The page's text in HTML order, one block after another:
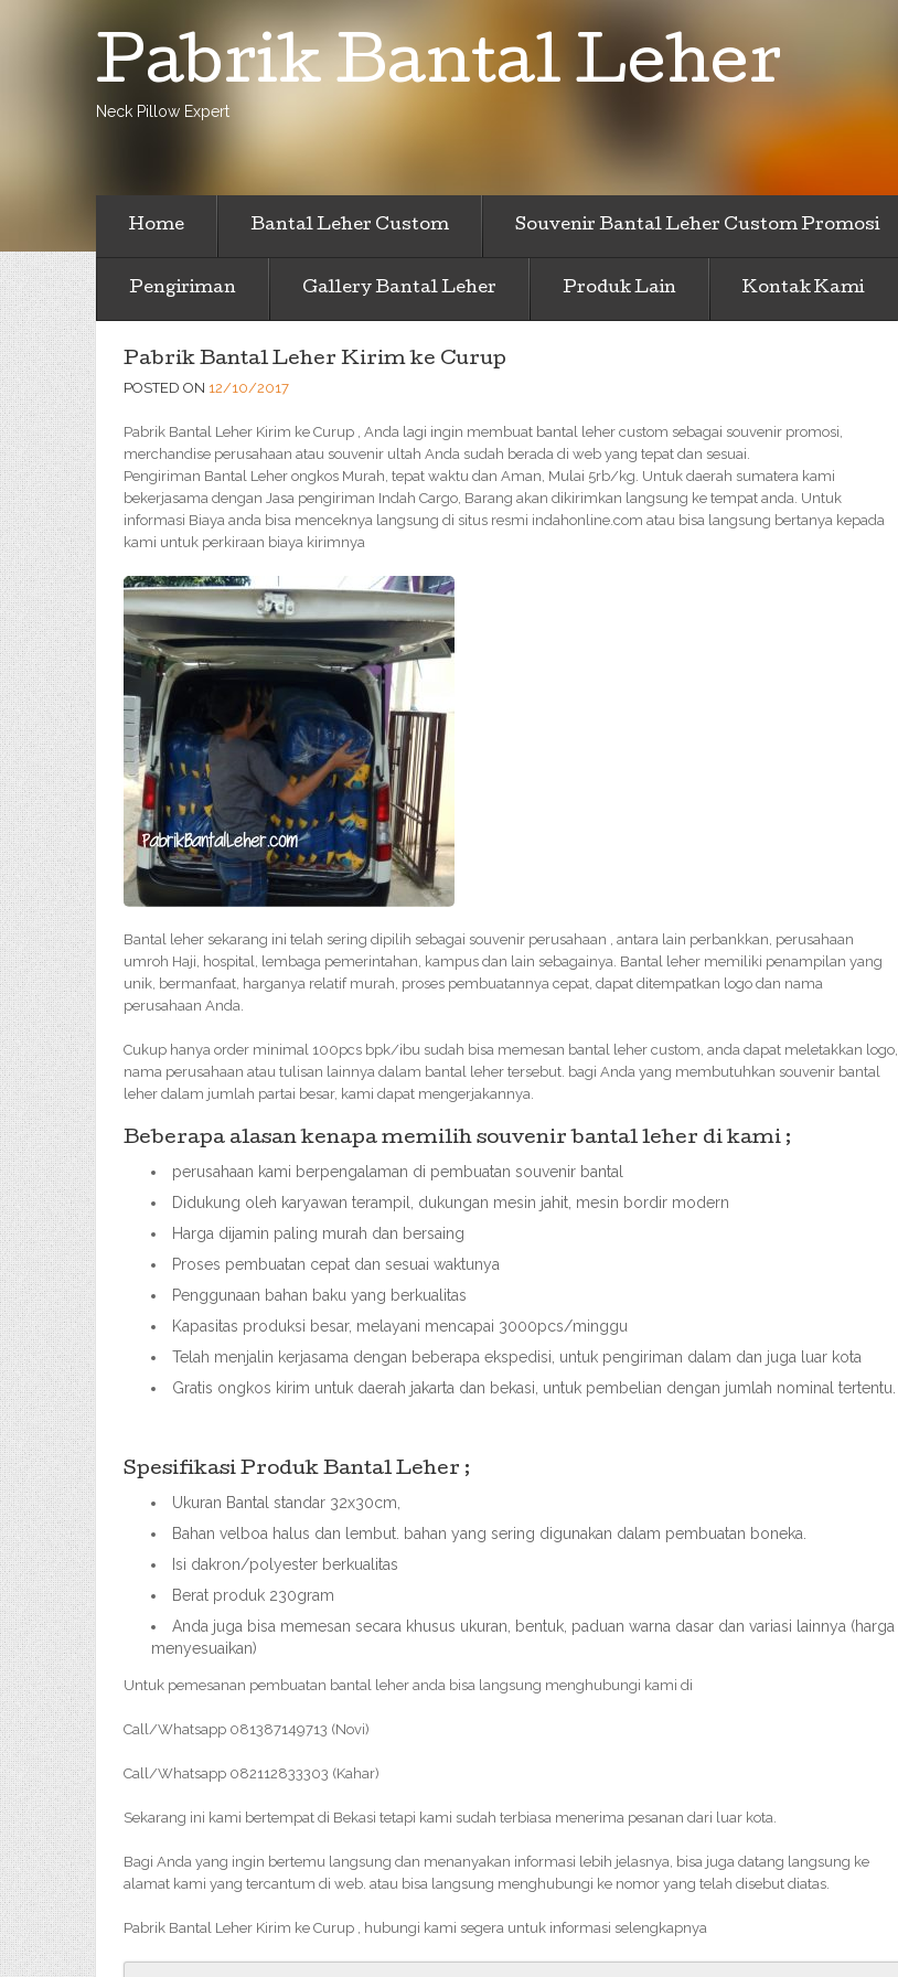
Pabrik Bantal Leher
Neck Pillow Expert
Home Bantal Leher Custom Souvenir Bantal Leher Custom Promosi
Pengiriman Gallery Bantal Leher Produk Lain Kontak Kami
Pabrik Bantal Leher Kirim ke Curup
POSTED ON 12/10/2017
Pabrik Bantal Leher Kirim ke Curup , Anda lagi ingin membuat bantal leher custom sebagai souvenir promosi,
merchandise perusahaan atau souvenir ultah Anda sudah berada di web yang tepat dan sesuai.
Pengiriman Bantal Leher ongkos Murah, tepat waktu dan Aman, Mulai 5rb/kg. Untuk daerah sumatera kami
bekerjasama dengan Jasa pengiriman Indah Cargo, Barang akan dikirimkan langsung ke tempat anda. Untuk
informasi Biaya anda bisa menceknya langsung di situs resmi indahonline.com atau bisa langsung bertanya kepada
kami untuk perkiraan biaya kirimnya
Bantal leher sekarang ini telah sering dipilih sebagai souvenir perusahaan , antara lain perbankkan, perusahaan
umroh Haji, hospital, lembaga pemerintahan, kampus dan lain sebagainya. Bantal leher memiliki penampilan yang
unik, bermanfaat, harganya relatif murah, proses pembuatannya cepat, dapat ditempatkan logo dan nama
perusahaan Anda.
Cukup hanya order minimal 100pcs bpk/ibu sudah bisa memesan bantal leher custom, anda dapat meletakkan logo,
nama perusahaan atau tulisan lainnya dalam bantal leher tersebut. bagi Anda yang membutuhkan souvenir bantal
leher dalam jumlah partai besar, kami dapat mengerjakannya.
Beberapa alasan kenapa memilih souvenir bantal leher di kami ;
perusahaan kami berpengalaman di pembuatan souvenir bantal
Didukung oleh karyawan terampil, dukungan mesin jahit, mesin bordir modern
Harga dijamin paling murah dan bersaing
Proses pembuatan cepat dan sesuai waktunya
Penggunaan bahan baku yang berkualitas
Kapasitas produksi besar, melayani mencapai 3000pcs/minggu
Telah menjalin kerjasama dengan beberapa ekspedisi, untuk pengiriman dalam dan juga luar kota
Gratis ongkos kirim untuk daerah jakarta dan bekasi, untuk pembelian dengan jumlah nominal tertentu.
Spesifikasi Produk Bantal Leher ;
Ukuran Bantal standar 32x30cm,
Bahan velboa halus dan lembut. bahan yang sering digunakan dalam pembuatan boneka.
Isi dakron/polyester berkualitas
Berat produk 230gram
Anda juga bisa memesan secara khusus ukuran, bentuk, paduan warna dasar dan variasi lainnya (harga
menyesuaikan)
Untuk pemesanan pembuatan bantal leher anda bisa langsung menghubungi kami di
Call/Whatsapp 081387149713 (Novi)
Call/Whatsapp 082112833303 (Kahar)
Sekarang ini kami bertempat di Bekasi tetapi kami sudah terbiasa menerima pesanan dari luar kota.
Bagi Anda yang ingin bertemu langsung dan menanyakan informasi lebih jelasnya, bisa juga datang langsung ke
alamat kami yang tercantum di web. atau bisa langsung menghubungi ke nomor yang telah disebut diatas.
Pabrik Bantal Leher Kirim ke Curup , hubungi kami segera untuk informasi selengkapnya